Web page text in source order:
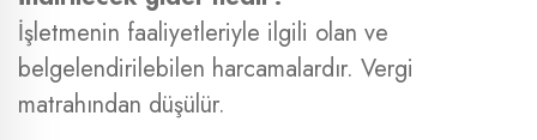
İşletmenin faaliyetleriyle ilgili olan ve
belgelendirilebilen harcamalardır. Vergi
matrahından düşülür.